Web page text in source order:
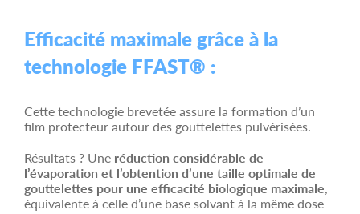
Efficacité maximale grâce à la
technologie FFAST® :
Cette technologie brevetée assure la formation d’un
film protecteur autour des gouttelettes pulvérisées.
Résultats ? Une réduction considérable de
l’évaporation et l’obtention d’une taille optimale de
gouttelettes pour une efficacité biologique maximale,
équivalente à celle d’une base solvant à la même dose